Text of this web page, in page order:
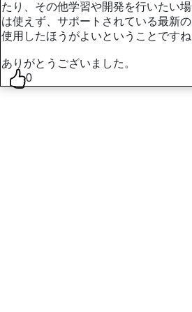
たり、その他学習や開発を行いたい
は使えず、サポートされている最新
使用したほうがよいということですね
ありがとうございました。
0